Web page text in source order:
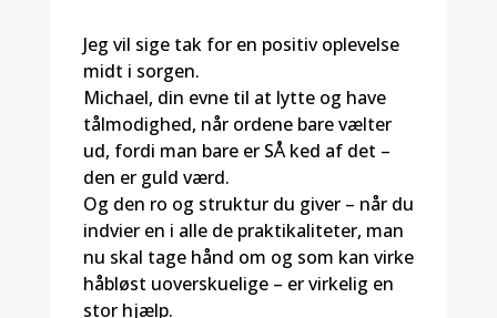
Jeg vil sige tak for en positiv oplevelse
midt i sorgen.
Michael, din evne til at lytte og have
tålmodighed, når ordene bare vælter
ud, fordi man bare er SÅ ked af det –
den er guld værd.
Og den ro og struktur du giver – når du
indvier en i alle de praktikaliteter, man
nu skal tage hånd om og som kan virke
håbløst uoverskuelige – er virkelig en
stor hjælp.